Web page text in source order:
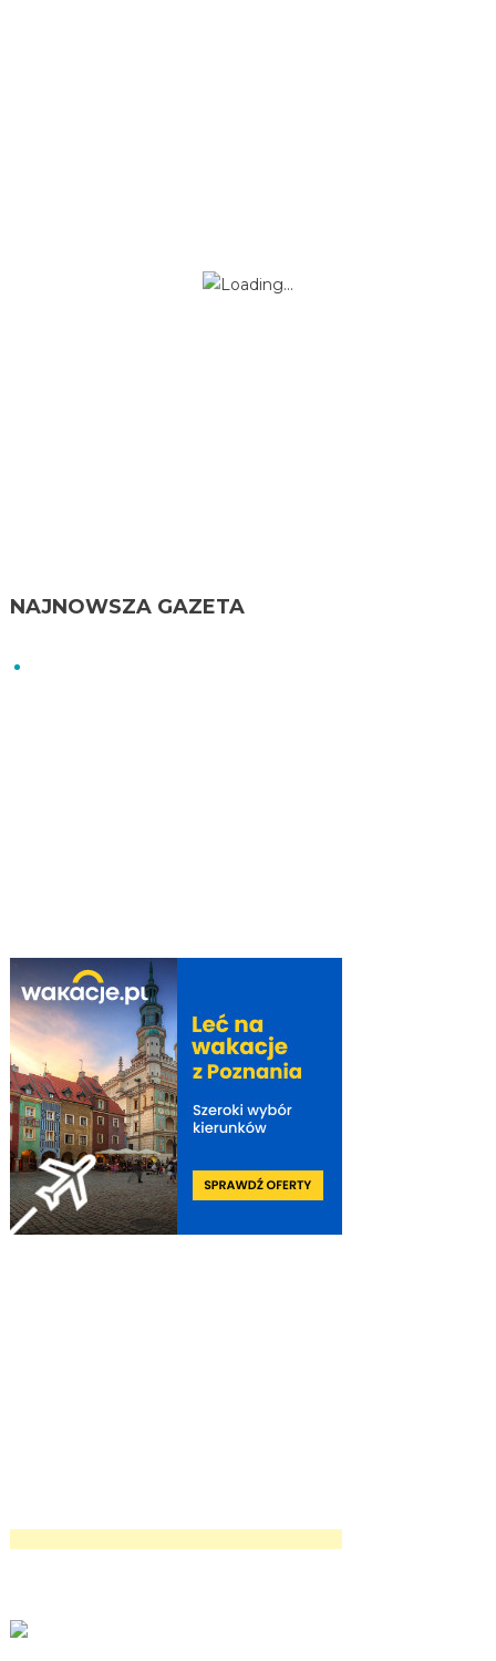
NAJNOWSZA GAZETA